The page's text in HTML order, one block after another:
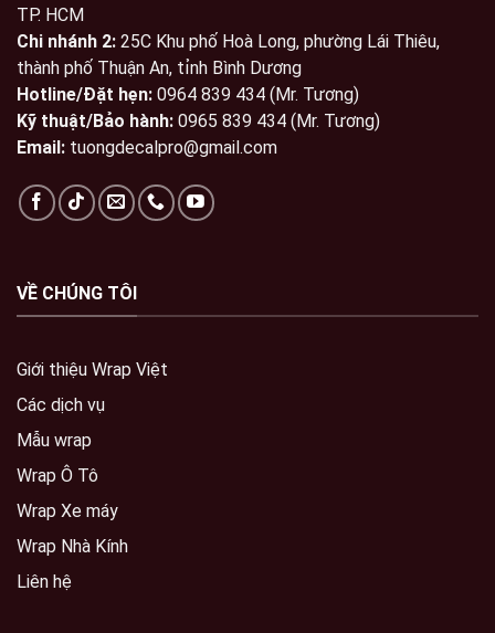
TP. HCM
Chi nhánh 2: 25C Khu phố Hoà Long, phường Lái Thiêu,
thành phố Thuận An, tỉnh Bình Dương
Hotline/Đặt hẹn: 0964 839 434 (Mr. Tương)
Kỹ thuật/Bảo hành: 0965 839 434 (Mr. Tương)
Email: tuongdecalpro@gmail.com
VỀ CHÚNG TÔI
Giới thiệu Wrap Việt
Các dịch vụ
Mẫu wrap
Wrap Ô Tô
Wrap Xe máy
Wrap Nhà Kính
Liên hệ